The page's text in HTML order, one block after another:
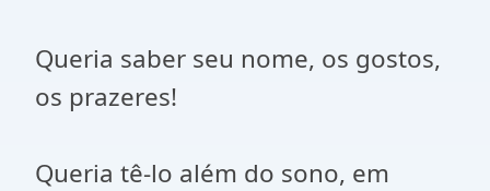
Queria saber seu nome, os gostos,
os prazeres!
Queria tê-lo além do sono, em